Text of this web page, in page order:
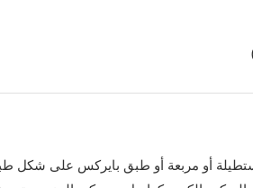
أو مربعة أو طبق بايركس على شكل